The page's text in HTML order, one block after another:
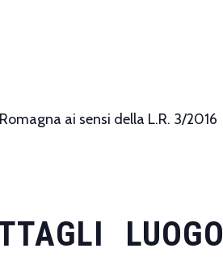
ai sensi della L.R. 3/2016
LUOGO